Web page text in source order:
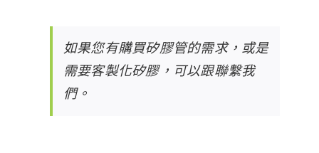
如果您有購買矽膠管的需求，或是
需要客製化矽膠，可以跟聯繫我
們。